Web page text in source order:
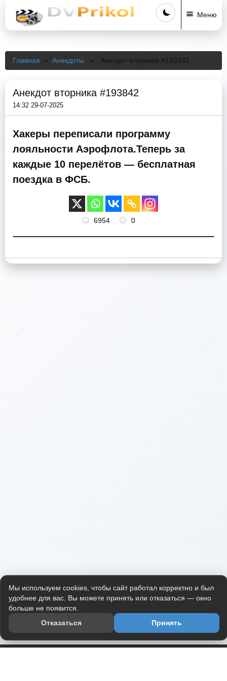
Меню
Главная » Анекдоты » Анекдот вторника #193842
Анекдот вторника #193842
14:32 29-07-2025
Хакеры переписали программу
лояльности Аэрофлота.Теперь за
каждые 10 перелётов — бесплатная
поездка в ФСБ.
6954 0
Мы используем cookies, чтобы сайт работал корректно и был
удобнее для вас. Вы можете принять или отказаться — окно
больше не появится.
Отказаться
Принять